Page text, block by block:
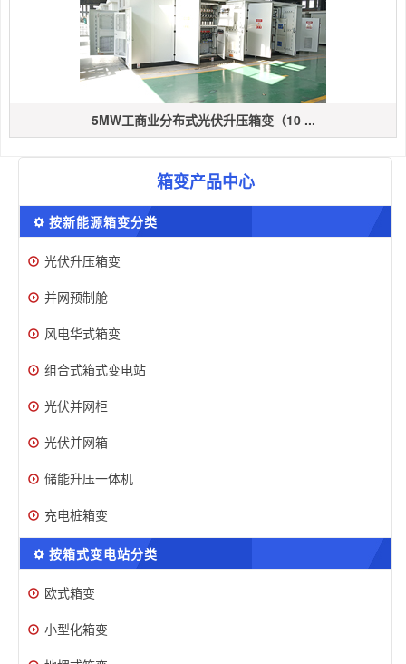
5MW工商业分布式光伏升压箱变（10 ...
箱变产品中心
按新能源箱变分类
光伏升压箱变
并网预制舱
风电华式箱变
组合式箱式变电站
光伏并网柜
光伏并网箱
储能升压一体机
充电桩箱变
按箱式变电站分类
欧式箱变
小型化箱变